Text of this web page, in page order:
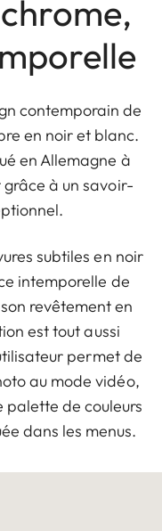
contemporain de
en noir et blanc.
en Allemagne à
à un savoir-
subtiles en noir
intemporelle de
revêtement en
est tout aussi
permet de
au mode vidéo,
de couleurs
dans les menus.